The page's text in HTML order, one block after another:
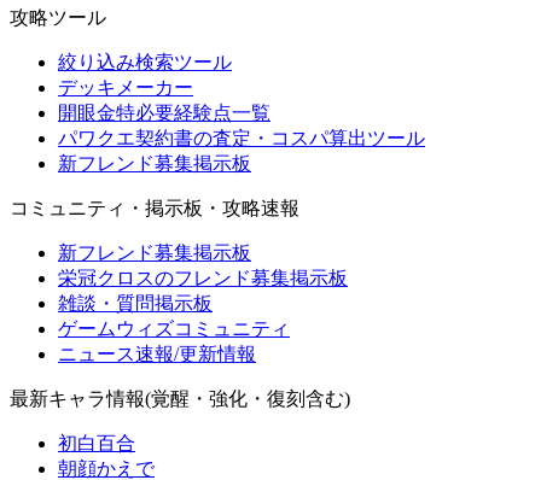
攻略ツール
絞り込み検索ツール
デッキメーカー
開眼金特必要経験点一覧
パワクエ契約書の査定・コスパ算出ツール
新フレンド募集掲示板
コミュニティ・掲示板・攻略速報
新フレンド募集掲示板
栄冠クロスのフレンド募集掲示板
雑談・質問掲示板
ゲームウィズコミュニティ
ニュース速報/更新情報
最新キャラ情報(覚醒・強化・復刻含む)
初白百合
朝顔かえで